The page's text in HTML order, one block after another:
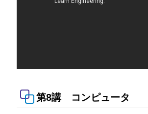
第8講 コンピュータ